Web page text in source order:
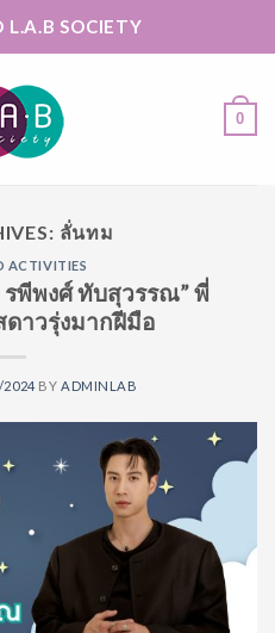
L.A.B SOCIETY
0
ลั่นทม
ACTIVITIES
พีพงศ์ ทับสุวรรณ” พี่
ดาวรุ่งมากฝีมือ
2024 BY ADMINLAB